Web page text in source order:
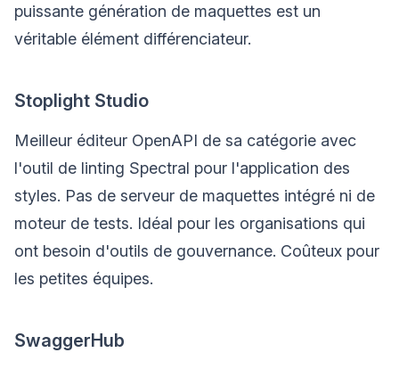
puissante génération de maquettes est un
véritable élément différenciateur.
Stoplight Studio
Meilleur éditeur OpenAPI de sa catégorie avec
l'outil de linting Spectral pour l'application des
styles. Pas de serveur de maquettes intégré ni de
moteur de tests. Idéal pour les organisations qui
ont besoin d'outils de gouvernance. Coûteux pour
les petites équipes.
SwaggerHub